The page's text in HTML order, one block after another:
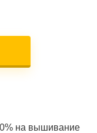
на вышивание